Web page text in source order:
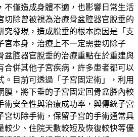
不僅造成身體不適，也影響日常生活
切除曾被視為治療骨盆腔器官脫垂的
究發現，造成脫垂的根本原因是「支
宮本身，治療上不一定需要切除子
盆腔器官脫垂的治療重點在於重建與
合併其他子宮疾病，許多患者都可以
。目前可透過「子宮固定術」，利用
膜，將下垂的子宮固定回骨盆腔內較
術安全性與治療成功率，與傳統子宮
宮切除手術，保留子宮的手術通常具
較少、住院天數較短及恢復較快等優